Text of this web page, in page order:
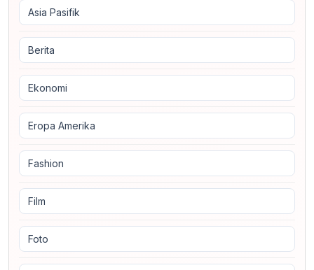
Asia Pasifik
Berita
Ekonomi
Eropa Amerika
Fashion
Film
Foto